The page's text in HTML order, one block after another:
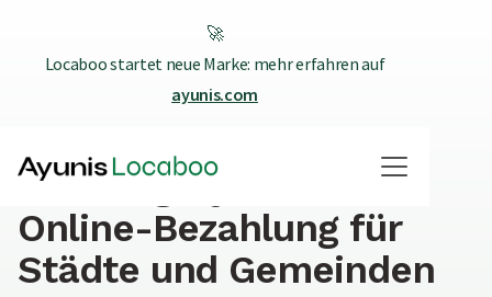
🚀
Locaboo startet neue Marke: mehr erfahren auf
ayunis.com
Paypal, Klarna & Co. -
Buchungssystem mit
Online-Bezahlung für
Städte und Gemeinden